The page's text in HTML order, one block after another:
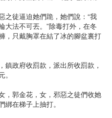
之徒逼迫她們跪，她們說：“我
大法不可丟。”除毒打外，在冬
，只戴胸罩在結了冰的腳盆裏打
鎮政府收罰款，派出所收罰款，
，郭金花，女，邪惡之徒們收她
在梯子上抽打。